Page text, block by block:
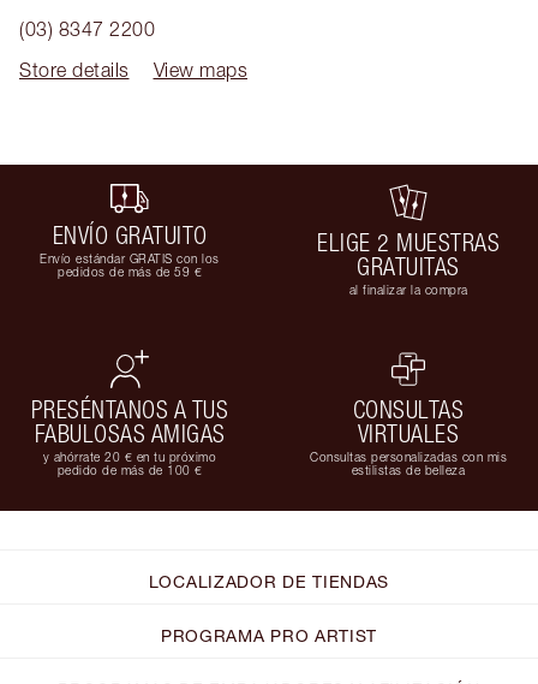
(03) 8347 2200
Store details
View maps
ENVÍO GRATUITO
Envío estándar GRATIS con los
pedidos de más de 59 €
ELIGE 2 MUESTRAS
GRATUITAS
al finalizar la compra
PRESÉNTANOS A TUS
FABULOSAS AMIGAS
y ahórrate 20 € en tu próximo
pedido de más de 100 €
CONSULTAS
VIRTUALES
Consultas personalizadas con mis
estilistas de belleza
LOCALIZADOR DE TIENDAS
PROGRAMA PRO ARTIST